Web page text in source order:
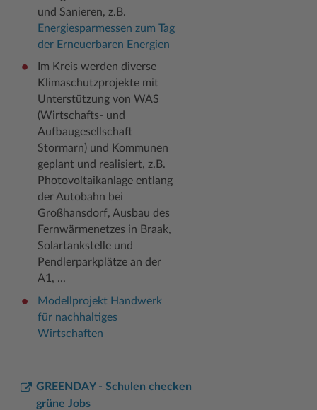
und Sanieren, z.B.
Energiesparmessen zum Tag
der Erneuerbaren Energien
Im Kreis werden diverse
Klimaschutzprojekte mit
Unterstützung von WAS
(Wirtschafts- und
Aufbaugesellschaft
Stormarn) und Kommunen
geplant und realisiert, z.B.
Photovoltaikanlage entlang
der Autobahn bei
Großhansdorf, Ausbau des
Fernwärmenetzes in Braak,
Solartankstelle und
Pendlerparkplätze an der
A1, ...
Modellprojekt Handwerk
für nachhaltiges
Wirtschaften
GREENDAY - Schulen checken
grüne Jobs